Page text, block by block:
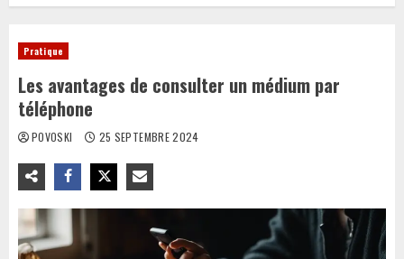
Pratique
Les avantages de consulter un médium par
téléphone
POVOSKI 25 SEPTEMBRE 2024